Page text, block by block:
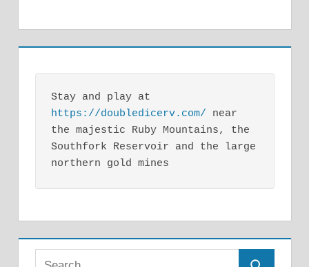
https://doubledicerv.com/ near
the majestic Ruby Mountains, the
Southfork Reservoir and the large
northern gold mines